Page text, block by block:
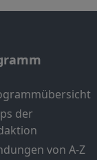
der
von A-Z